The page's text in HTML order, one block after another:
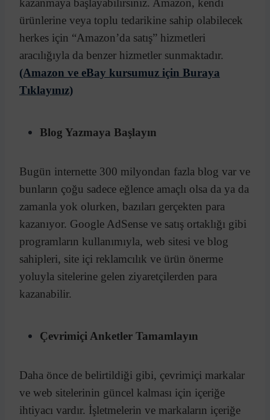
ürünlerine veya toplu tedarikine sahip olabilecek
herkes için “Amazon’da satış” hizmetleri
aracılığıyla da benzer hizmetler sunmaktadır.
(Amazon ve eBay kursumuz için Buraya
Tıklayınız)
Blog Yazmaya Başlayın
Bugün internette 300 milyondan fazla blog var ve
bunların çoğu sadece eğlence amaçlı olsa da ya da
zamanla yok olurken, bazıları gerçekten para
kazanıyor. Google AdSense ve satış ortaklığı gibi
programların kullanımıyla, web sitesi ve blog
sahipleri, site içi reklamcılık ve ürün önerme
yoluyla sitelerine gelen ziyaretçilerden para
kazanabilir.
Çevrimiçi Anketler Tamamlayın
Daha önce de belirtildiği gibi, çevrimiçi markalar
ve web sitelerinin güncel kalması için içeriğe
ihtiyacı vardır. İşletmelerin ve markaların içeriğe